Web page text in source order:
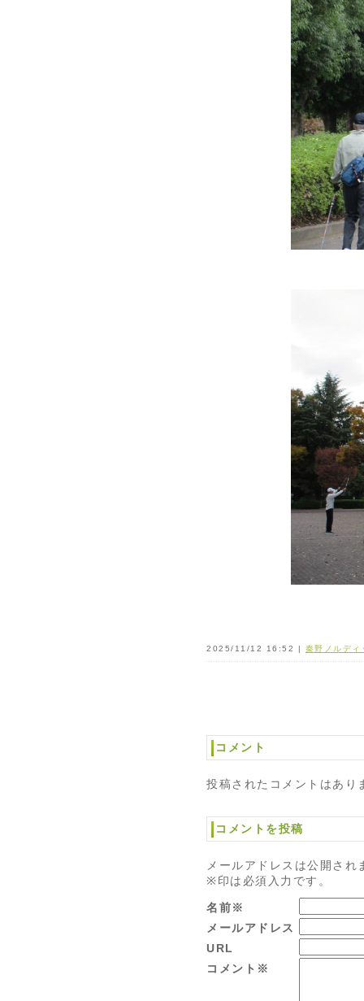
2025/11/12 16:52 | 秦野ノルディ
コメント
投稿されたコメントはあり
コメントを投稿
メールアドレスは公開され
※印は必須入力です。
名前※
メールアドレス
URL
コメント※